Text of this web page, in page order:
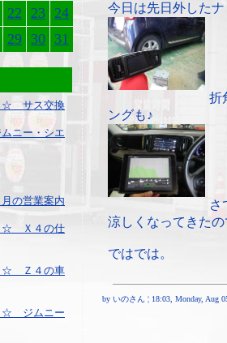
22 23 24
29 30 31
☆ サス交換
ニー・シエ
の営業案内
☆ Ｘ４の仕
☆ Ｚ４の車
☆ ジムニー
今日は先日外した
折
ングも♪
さ
涼しくなってきた
ではでは。
by いのさん ¦ 18:03, Monday, Aug